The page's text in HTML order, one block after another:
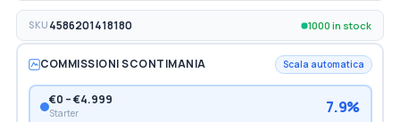
SKU 4586201418180 1000 in stock
COMMISSIONI SCONTIMANIA Scala automatica
€0 – €4.999
Starter 7.9%